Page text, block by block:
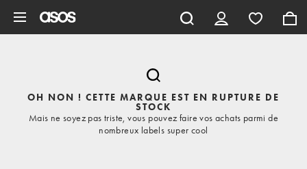
OH NON ! CETTE MARQUE EST EN RUPTURE DE
STOCK
Mais ne soyez pas triste, vous pouvez faire vos achats parmi de
nombreux labels super cool